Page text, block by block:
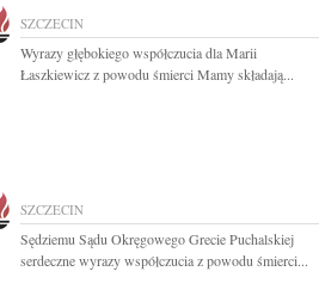
SZCZECIN
Wyrazy głębokiego współczucia dla Marii
Łaszkiewicz z powodu śmierci Mamy składają...
SZCZECIN
Sędziemu Sądu Okręgowego Grecie Puchalskiej
serdeczne wyrazy współczucia z powodu śmierci...